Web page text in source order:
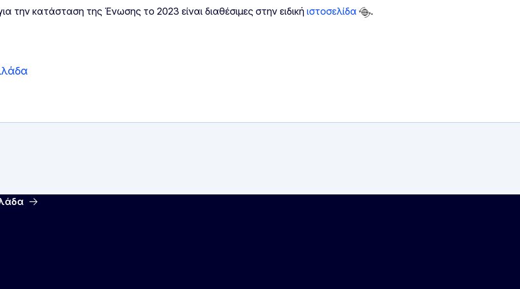
την κατάσταση της Ένωσης το 2023 είναι διαθέσιμες στην ειδική ιστοσελίδα .